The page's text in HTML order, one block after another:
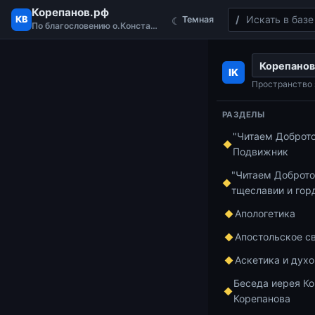
КВ Корепанов.рф
По благословению о.Константина ☾ Темная Поиск
IK
Пространство
РАЗДЕЛЫ
"Читаем
Подвижник
"Читаем
тщеславии и
Апологетика
Апостольское
Аскетика и
Беседа иерея
Корепанова
Главная
Пророчества
Лекции в